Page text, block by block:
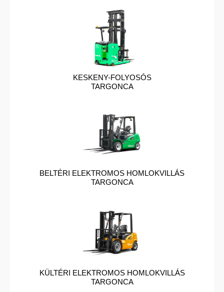
KESKENY-FOLYOSÓS
TARGONCA
BELTÉRI ELEKTROMOS HOMLOKVILLÁS
TARGONCA
KÜLTÉRI ELEKTROMOS HOMLOKVILLÁS
TARGONCA